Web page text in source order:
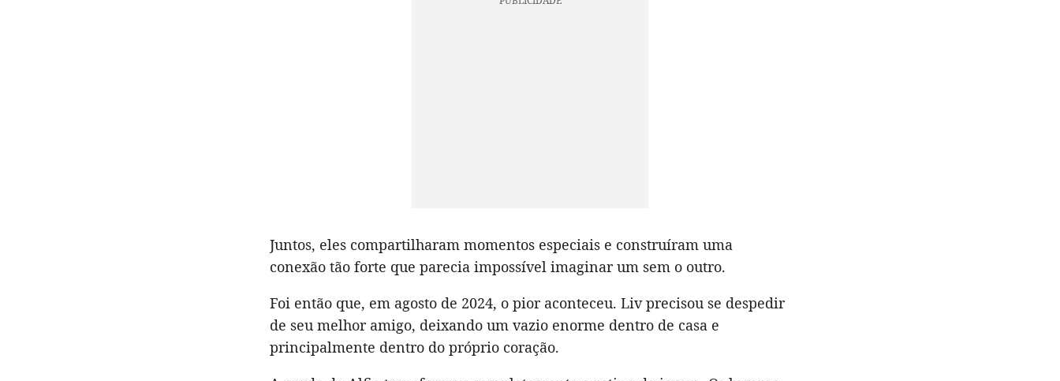
Juntos, eles compartilharam momentos especiais e construíram uma
conexão tão forte que parecia impossível imaginar um sem o outro.
Foi então que, em agosto de 2024, o pior aconteceu. Liv precisou se despedir
de seu melhor amigo, deixando um vazio enorme dentro de casa e
principalmente dentro do próprio coração.